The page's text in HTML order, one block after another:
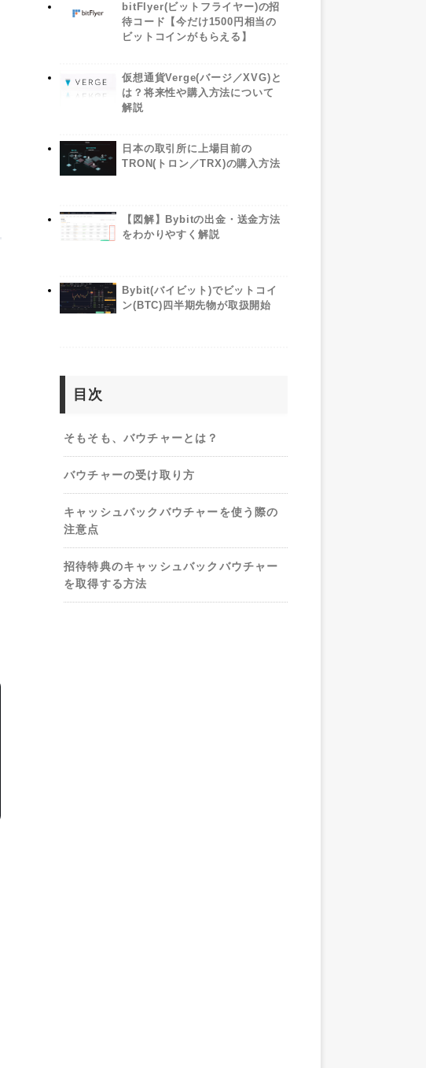
bitFlyer(ビットフライヤー)の招
待コード【今だけ1500円相当の
ビットコインがもらえる】
仮想通貨Verge(バージ／XVG)と
は？将来性や購入方法について
解説
日本の取引所に上場目前の
TRON(トロン／TRX)の購入方法
【図解】Bybitの出金・送金方法
をわかりやすく解説
Bybit(バイビット)でビットコイ
ン(BTC)四半期先物が取扱開始
目次
そもそも、バウチャーとは？
バウチャーの受け取り方
キャッシュバックバウチャーを使う際の
注意点
招待特典のキャッシュバックバウチャー
を取得する方法